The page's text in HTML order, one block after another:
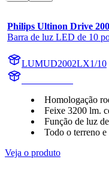
Philips Ultinon Drive
Barra de luz LED de 10
LUMUD2002LX1/10
Homologação
Feixe 3200 lm.
Função de luz
Todo o terreno
Veja o produto